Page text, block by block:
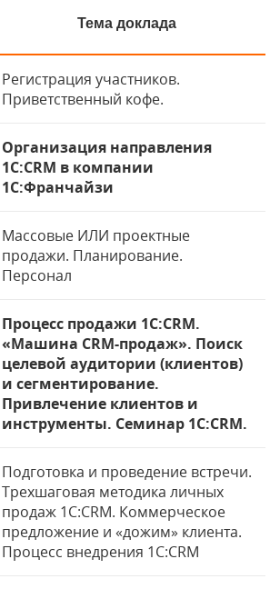
Тема доклада
Регистрация участников.
Приветственный кофе.
Организация направления
1С:CRM в компании
1С:Франчайзи
Массовые ИЛИ проектные
продажи. Планирование.
Персонал
Процесс продажи 1С:CRM.
«Машина CRM-продаж». Поиск
целевой аудитории (клиентов)
и сегментирование.
Привлечение клиентов и
инструменты. Семинар 1С:CRM.
Подготовка и проведение встречи.
Трехшаговая методика личных
продаж 1С:CRM. Коммерческое
предложение и «дожим» клиента.
Процесс внедрения 1С:CRM